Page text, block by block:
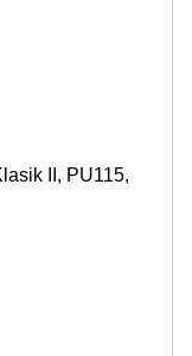
II, PU115,